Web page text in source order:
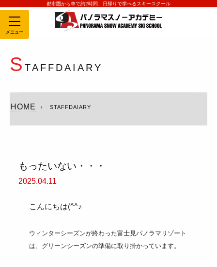
都市圏から車で約2時間、日帰りで学べるスキースクール
MENU
S TAFFDAIARY
HOME STAFFDAIARY
もったいない・・・
2025.04.11
こんにちは(^^♪
ウィンターシーズンが終わった富士見パノラマリゾート
は、グリーンシーズンの準備に取り掛かっています。